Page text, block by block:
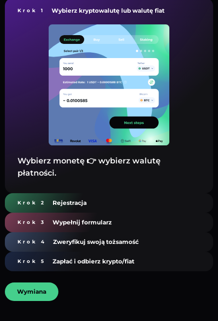
Krok 1 Wybierz kryptowalutę lub walutę fiat
Wybierz monetę 👉 wybierz walutę
płatności.
Krok 2 Rejestracja
Krok 3 Wypełnij formularz
Krok 4 Zweryfikuj swoją tożsamość
Krok 5 Zapłać i odbierz krypto/fiat
Wymiana